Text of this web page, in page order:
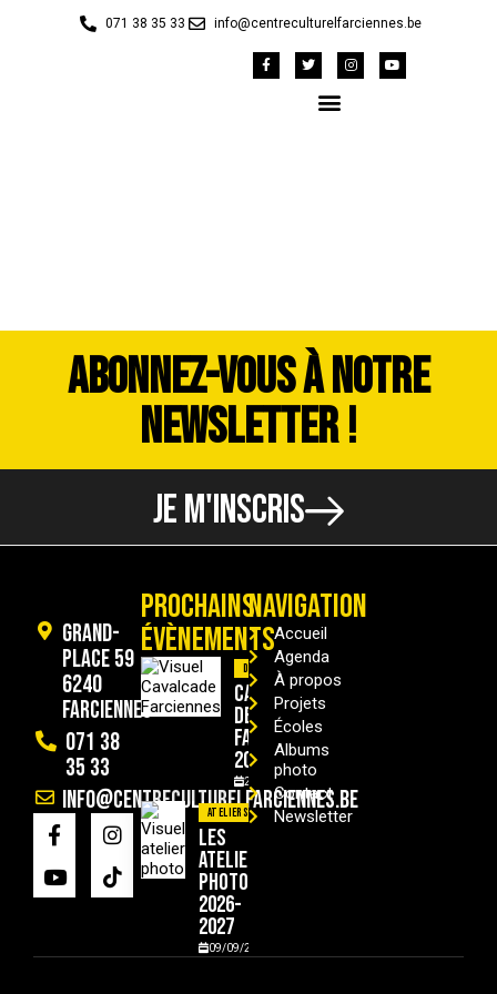
071 38 35 33 info@centreculturelfarciennes.be
ABONNEZ-VOUS À NOTRE
NEWSLETTER !
JE M'INSCRIS
Grand-
Place 59
6240
Farciennes
071 38
35 33
info@centreculturelfarciennes.be
PROCHAINS
ÉVÈNEMENTS
Divers
Cavalcade
de
Farciennes
2026
29/08/2026
Ateliers
Les
ateliers
photo
2026-
2027
09/09/2026
NAVIGATION
Accueil
Agenda
À propos
Projets
Écoles
Albums
photo
Contact
Newsletter